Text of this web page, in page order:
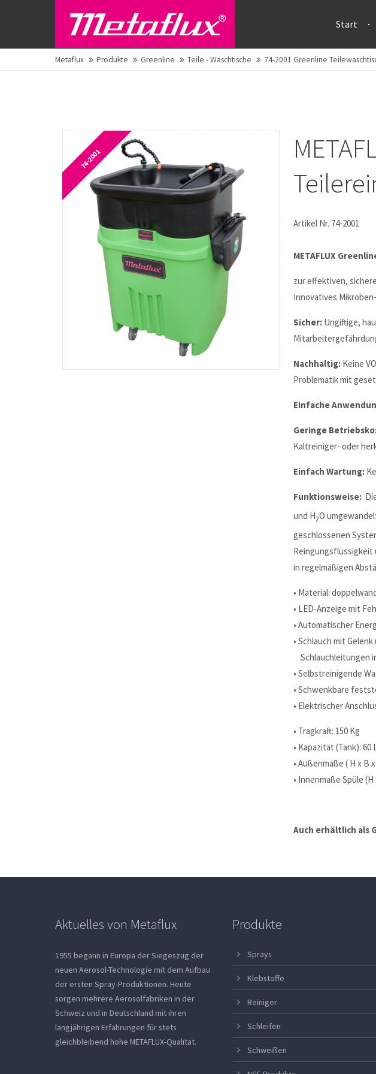
Start
Metaflux Produkte Greenline Teile - Waschtische 74-2001 Greenline
74-2001
Artikel Nr. 74-2001
METAFLUX
zur effektiven,
Innovatives
Sicher: Ungiftige,
Nachhaltig: Keine
Problematik mit
Einfache
Geringe
Kaltreiniger- oder
Einfach Wartung:
Funktionsweise:
und H2O
geschlossenen
Reingungsflüssigkeit
in regelmäßigen
• Material:
• LED-Anzeige mit
• Automatischer
• Schlauch mit
Schlauchleitungen
• Selbstreinigende
• Schwenkbare
• Elektrischer
• Tragkraft: 150 Kg
• Kapazität (Tank): 60
• Außenmaße ( H x B
• Innenmaße Spüle (H
Auch erhältlich als
Aktuelles von Metaflux
1955 begann in Europa der Siegeszug der
neuen Aerosol-Technologie mit dem Aufbau
der ersten Spray-Produktionen. Heute
sorgen mehrere Aerosolfabriken in der
Schweiz und in Deutschland mit ihren
langjährigen Erfahrungen für stets
gleichbleibend hohe METAFLUX-Qualität.
Produkte
Sprays
Klebstoffe
Reiniger
Schleifen
Schweißen